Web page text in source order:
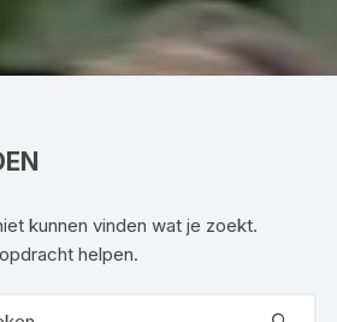
kunnen vinden wat je zoekt.
helpen.